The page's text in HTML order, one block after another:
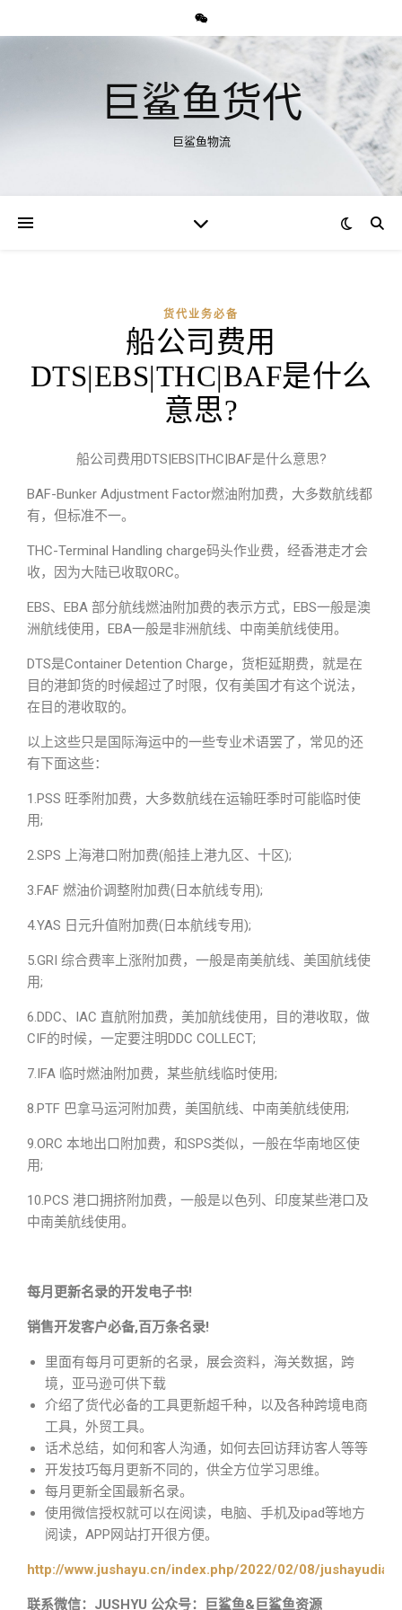
巨鲨鱼货代
巨鲨鱼物流
货代业务必备
船公司费用
DTS|EBS|THC|BAF是什么
意思?
船公司费用DTS|EBS|THC|BAF是什么意思?
BAF-Bunker Adjustment Factor燃油附加费，大多数航线都
有，但标准不一。
THC-Terminal Handling charge码头作业费，经香港走才会
收，因为大陆已收取ORC。
EBS、EBA 部分航线燃油附加费的表示方式，EBS一般是澳
洲航线使用，EBA一般是非洲航线、中南美航线使用。
DTS是Container Detention Charge，货柜延期费，就是在
目的港卸货的时候超过了时限，仅有美国才有这个说法，
在目的港收取的。
以上这些只是国际海运中的一些专业术语罢了，常见的还
有下面这些：
1.PSS 旺季附加费，大多数航线在运输旺季时可能临时使
用;
2.SPS 上海港口附加费(船挂上港九区、十区);
3.FAF 燃油价调整附加费(日本航线专用);
4.YAS 日元升值附加费(日本航线专用);
5.GRI 综合费率上涨附加费，一般是南美航线、美国航线使
用;
6.DDC、IAC 直航附加费，美加航线使用，目的港收取，做
CIF的时候，一定要注明DDC COLLECT;
7.IFA 临时燃油附加费，某些航线临时使用;
8.PTF 巴拿马运河附加费，美国航线、中南美航线使用;
9.ORC 本地出口附加费，和SPS类似，一般在华南地区使
用;
10.PCS 港口拥挤附加费，一般是以色列、印度某些港口及
中南美航线使用。
每月更新名录的开发电子书!
销售开发客户必备,百万条名录!
里面有每月可更新的名录，展会资料，海关数据，跨
境，亚马逊可供下载
介绍了货代必备的工具更新超千种，以及各种跨境电商
工具，外贸工具。
话术总结，如何和客人沟通，如何去回访拜访客人等等
开发技巧每月更新不同的，供全方位学习思维。
每月更新全国最新名录。
使用微信授权就可以在阅读，电脑、手机及ipad等地方
阅读，APP网站打开很方便。
http://www.jushayu.cn/index.php/2022/02/08/
联系微信：JUSHYU 公众号：巨鲨鱼&巨鲨鱼资源